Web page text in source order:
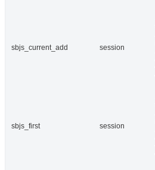
sbjs_current_add session
sbjs_first session